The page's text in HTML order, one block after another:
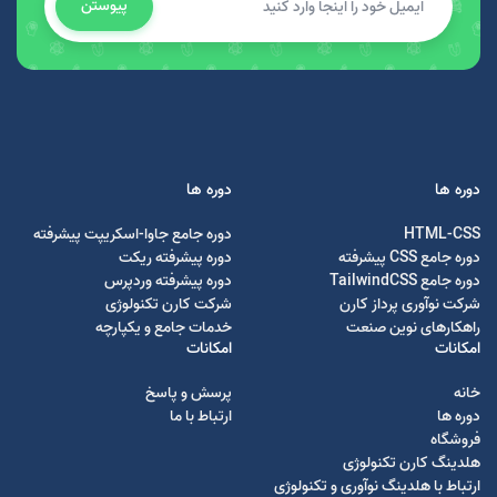
پیوستن
دوره ها
HTML-CSS
دوره جامع CSS پیشرفته
دوره جامع TailwindCSS
شرکت نوآوری پرداز کارن
راهکارهای نوین صنعت
دوره ها
دوره جامع جاوا-اسکریپت پیشرفته
دوره پیشرفته ریکت
دوره پیشرفته وردپرس
شرکت کارن تکنولوژی
خدمات جامع و یکپارچه
امکانات
خانه
دوره ها
فروشگاه
هلدینگ کارن تکنولوژی
ارتباط با هلدینگ نوآوری و تکنولوژی
امکانات
پرسش و پاسخ
ارتباط با ما